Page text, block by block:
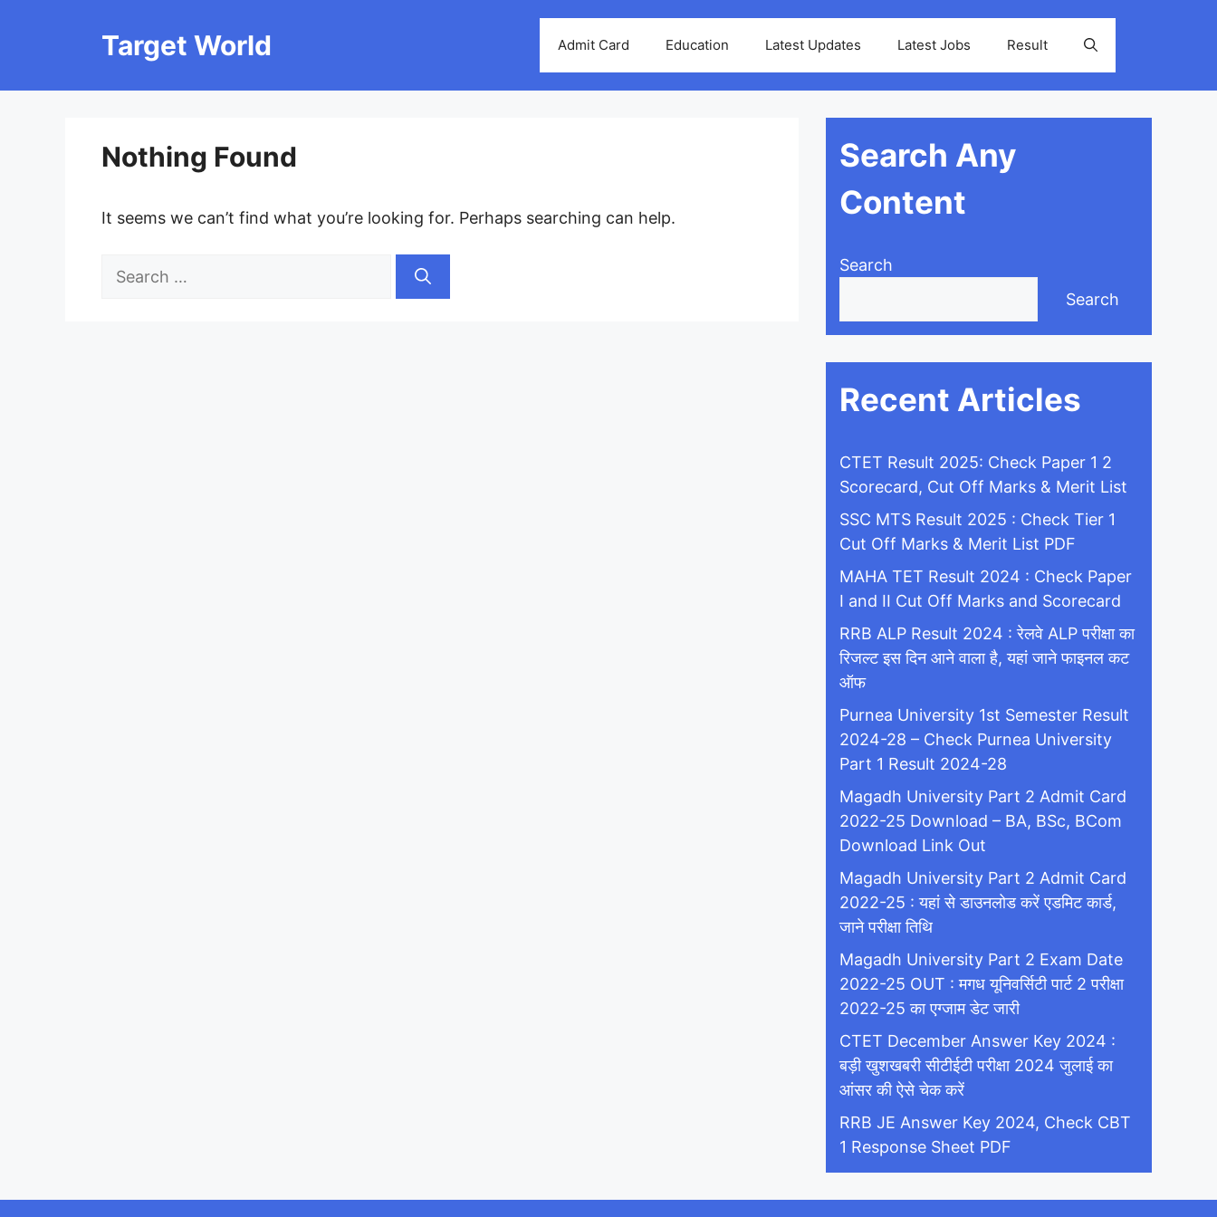
Target World Admit Card Education Latest Updates Latest Jobs Result
Nothing Found
It seems we can’t find what you’re looking for. Perhaps searching can help.
Search
Search Any
Content
Search
Search
Recent Articles
CTET Result 2025: Check Paper 1 2
Scorecard, Cut Off Marks & Merit List
SSC MTS Result 2025 : Check Tier 1
Cut Off Marks & Merit List PDF
MAHA TET Result 2024 : Check Paper
I and II Cut Off Marks and Scorecard
RRB ALP Result 2024 : रेलवे ALP परीक्षा का
रिजल्ट इस दिन आने वाला है, यहां जाने फाइनल कट
ऑफ
Purnea University 1st Semester Result
2024-28 – Check Purnea University
Part 1 Result 2024-28
Magadh University Part 2 Admit Card
2022-25 Download – BA, BSc, BCom
Download Link Out
Magadh University Part 2 Admit Card
2022-25 : यहां से डाउनलोड करें एडमिट कार्ड,
जाने परीक्षा तिथि
Magadh University Part 2 Exam Date
2022-25 OUT : मगध यूनिवर्सिटी पार्ट 2 परीक्षा
2022-25 का एग्जाम डेट जारी
CTET December Answer Key 2024 :
बड़ी खुशखबरी सीटीईटी परीक्षा 2024 जुलाई का
आंसर की ऐसे चेक करें
RRB JE Answer Key 2024, Check CBT
1 Response Sheet PDF